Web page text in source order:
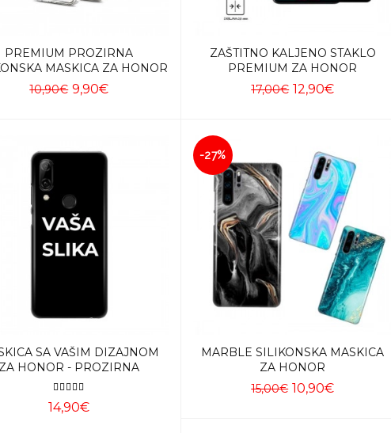
PREMIUM PROZIRNA
MASKICA ZA HONOR
10,90€ 9,90€
ZAŠTITNO KALJENO STAKLO
PREMIUM ZA HONOR
17,00€ 12,90€
SA VAŠIM DIZAJNOM
ZA HONOR - PROZIRNA
14,90€
-27%
MARBLE SILIKONSKA MASKICA
ZA HONOR
15,00€ 10,90€